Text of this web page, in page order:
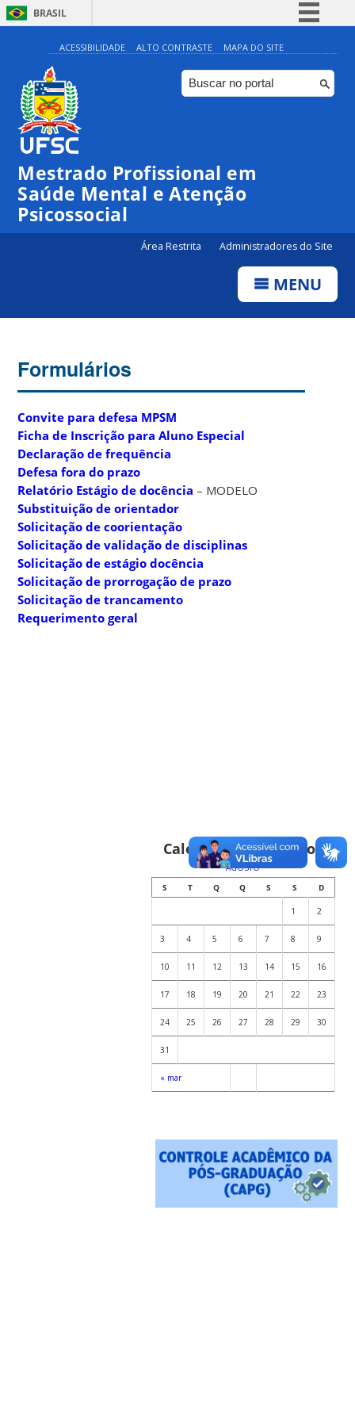
BRASIL
Simplifique!
Comunica BR
Participe
Canais
ACESSIBILIDADE ALTO CONTRASTE MAPA DO SITE
Mestrado Profissional em
Saúde Mental e Atenção
Psicossocial
Área Restrita Administradores do Site
MENU
Formulários
Convite para defesa MPSM
Ficha de Inscrição para Aluno Especial
Declaração de frequência
Defesa fora do prazo
Relatório Estágio de docência – MODELO
Substituição de orientador
Solicitação de coorientação
Solicitação de validação de disciplinas
Solicitação de estágio docência
Solicitação de prorrogação de prazo
Solicitação de trancamento
Requerimento geral
Calendário de Eventos
AGOSTO
S
T Q Q S S D
« mar
1 2
3 4 5 6 7 8 9
10 11 12 13 14 15 16
17 18 19 20 21 22 23
24 25 26 27 28 29 30
31